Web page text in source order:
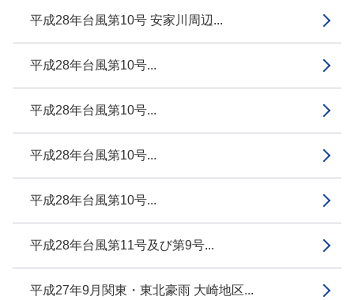
平成28年台風第10号 安家川周辺...
平成28年台風第10号...
平成28年台風第10号...
平成28年台風第10号...
平成28年台風第10号...
平成28年台風第11号及び第9号...
平成27年9月関東・東北豪雨 大崎地区...